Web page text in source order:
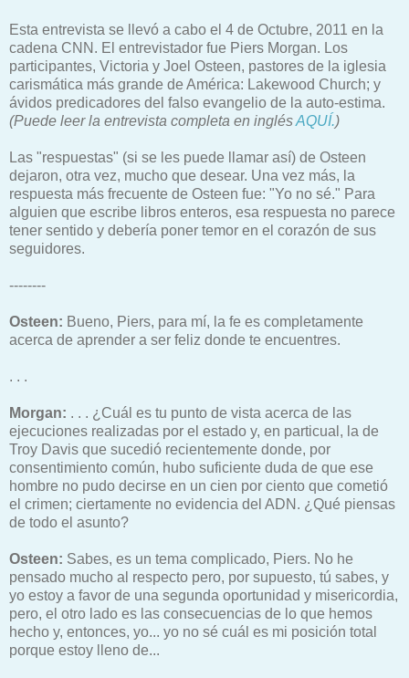
Esta entrevista se llevó a cabo el 4 de Octubre, 2011 en la
cadena CNN. El entrevistador fue Piers Morgan. Los
participantes, Victoria y Joel Osteen, pastores de la iglesia
carismática más grande de América: Lakewood Church; y
ávidos predicadores del falso evangelio de la auto-estima.
(Puede leer la entrevista completa en inglésAQUÍ.)
Las "respuestas" (si se les puede llamar así) de Osteen
dejaron, otra vez, mucho que desear. Una vez más, la
respuesta más frecuente de Osteen fue: "Yo no sé." Para
alguien que escribe libros enteros, esa respuesta no parece
tener sentido y debería poner temor en el corazón de sus
seguidores.
--------
Osteen: Bueno, Piers, para mí, la fe es completamente
acerca de aprender a ser feliz donde te encuentres.
. . .
Morgan: . . . ¿Cuál es tu punto de vista acerca de las
ejecuciones realizadas por el estado y, en particual, la de
Troy Davis que sucedió recientemente donde, por
consentimiento común, hubo suficiente duda de que ese
hombre no pudo decirse en un cien por ciento que cometió
el crimen; ciertamente no evidencia del ADN. ¿Qué piensas
de todo el asunto?
Osteen: Sabes, es un tema complicado, Piers. No he
pensado mucho al respecto pero, por supuesto, tú sabes, y
yo estoy a favor de una segunda oportunidad y misericordia,
pero, el otro lado es las consecuencias de lo que hemos
hecho y, entonces, yo... yo no sé cuál es mi posición total
porque estoy lleno de...